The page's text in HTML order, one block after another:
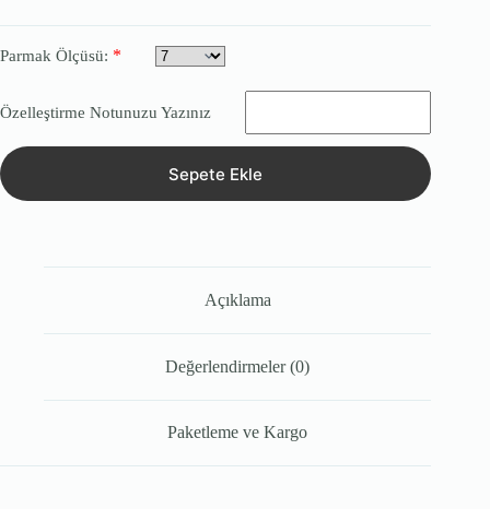
Parmak Ölçüsü: *
Özelleştirme Notunuzu Yazınız
Sepete Ekle
Açıklama
Değerlendirmeler (0)
Paketleme ve Kargo